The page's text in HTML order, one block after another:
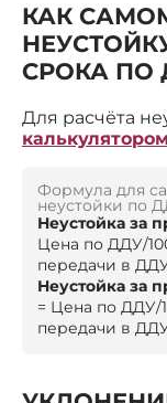
КАК
СРОКА ПО
Для расчёта
Формула для
неустойки по
Неустойка за
Цена по ДДУ/
передачи в
Неустойка за
= Цена по ДДУ/
передачи в